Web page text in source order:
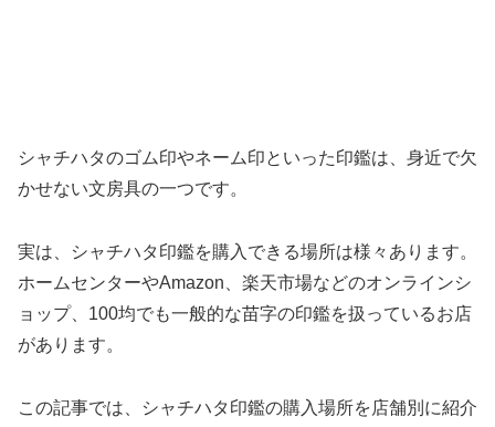
シャチハタのゴム印やネーム印といった印鑑は、身近で欠
かせない文房具の一つです。
実は、シャチハタ印鑑を購入できる場所は様々あります。
ホームセンターやAmazon、楽天市場などのオンラインシ
ョップ、100均でも一般的な苗字の印鑑を扱っているお店
があります。
この記事では、シャチハタ印鑑の購入場所を店舗別に紹介